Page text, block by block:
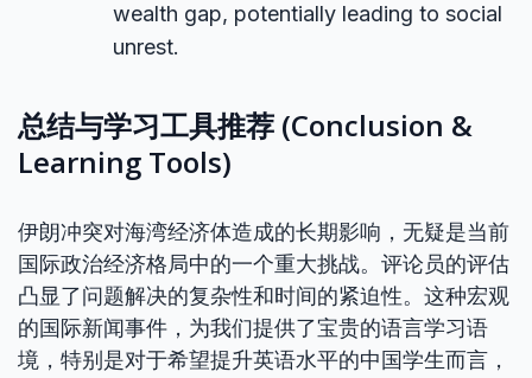
wealth gap, potentially leading to social
unrest.
总结与学习工具推荐 (Conclusion &
Learning Tools)
伊朗冲突对海湾经济体造成的长期影响，无疑是当前
国际政治经济格局中的一个重大挑战。评论员的评估
凸显了问题解决的复杂性和时间的紧迫性。这种宏观
的国际新闻事件，为我们提供了宝贵的语言学习语
境，特别是对于希望提升英语水平的中国学生而言，